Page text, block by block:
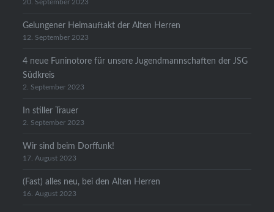
20. September 2023
Gelungener Heimauftakt der Alten Herren
12. September 2023
4 neue Funinotore für unsere Jugendmannschaften der JSG
Südkreis
2. September 2023
In stiller Trauer
2. September 2023
Wir sind beim Dorffunk!
17. August 2023
(Fast) alles neu, bei den Alten Herren
16. August 2023